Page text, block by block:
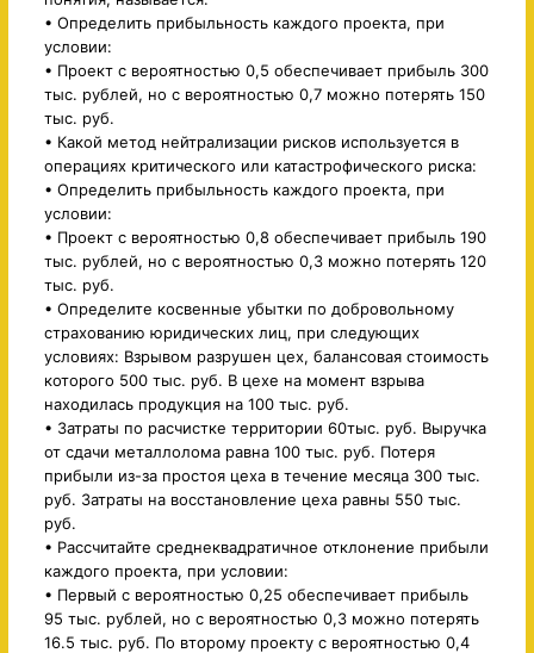
• Определить прибыльность каждого проекта, при
условии:
• Проект с вероятностью 0,5 обеспечивает прибыль 300
тыс. рублей, но с вероятностью 0,7 можно потерять 150
тыс. руб.
• Какой метод нейтрализации рисков используется в
операциях критического или катастрофического риска:
• Определить прибыльность каждого проекта, при
условии:
• Проект с вероятностью 0,8 обеспечивает прибыль 190
тыс. рублей, но с вероятностью 0,3 можно потерять 120
тыс. руб.
• Определите косвенные убытки по добровольному
страхованию юридических лиц, при следующих
условиях: Взрывом разрушен цех, балансовая стоимость
которого 500 тыс. руб. В цехе на момент взрыва
находилась продукция на 100 тыс. руб.
• Затраты по расчистке территории 60тыс. руб. Выручка
от сдачи металлолома равна 100 тыс. руб. Потеря
прибыли из-за простоя цеха в течение месяца 300 тыс.
руб. Затраты на восстановление цеха равны 550 тыс.
руб.
• Рассчитайте среднеквадратичное отклонение прибыли
каждого проекта, при условии:
• Первый с вероятностью 0,25 обеспечивает прибыль
95 тыс. рублей, но с вероятностью 0,3 можно потерять
16.5 тыс. руб. По второму проекту с вероятностью 0,4